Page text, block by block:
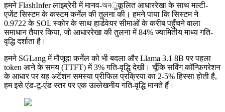
हमने FlashInfer लाइब्रेरी में मानव-অনुकूलित आधाररेखा के साथ मल्टी-
एजेंट सिस्टम के कस्टम कर्नेल की तुलना की। हमने पाया कि सिस्टम ने
0.9722 के SOL स्कोर के साथ हार्डवेयर सीमाओं के करीब पहुँचने वाला
समाधान तैयार किया, जो आधाररेखा की तुलना में 84% ज्यामितीय माध्य गति-
वृद्धि दर्शाता है।
हमने SGLang में मौजूदा कर्नेल को भी बदला और Llama 3.1 8B पर पहला
token आने के समय (TTFT) में 3% गति-वृद्धि देखी। चूँकि सर्विंग कॉन्फ़िगरेशन
के आधार पर यह अटेंशन समस्या प्रीफिल प्रक्रिया का 2-5% हिस्सा होती है,
हम इसे एंड-टू-एंड स्तर पर एक उल्लेखनीय गति-वृद्धि मानते हैं।